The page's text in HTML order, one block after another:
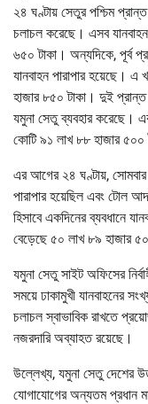
২৪ ঘণ্টায় সেতুর পশ্চিম
চলাচল করেছে। এসব
৬৫০ টাকা। অন্যদিকে, পূর্ব
যানবাহন পারাপার হয়েছে।
হাজার ৮৫০ টাকা। দুই প্রান্ত
যমুনা সেতু ব্যবহার করেছে।
কোটি ৯১ লাখ ৮৮ হাজার ৫০০
এর আগের ২৪ ঘণ্টায়, সোমবার
পারাপার হয়েছিল এবং টোল
হিসাবে একদিনের ব্যবধানে
বেড়েছে ৫০ লাখ ৮৯ হাজার
যমুনা সেতু সাইট অফিসের
সময়ে ঢাকামুখী যানবাহনের
চলাচল স্বাভাবিক রাখতে
নজরদারি অব্যাহত রয়েছে।
উল্লেখ্য, যমুনা সেতু দেশের
যোগাযোগের অন্যতম প্রধান